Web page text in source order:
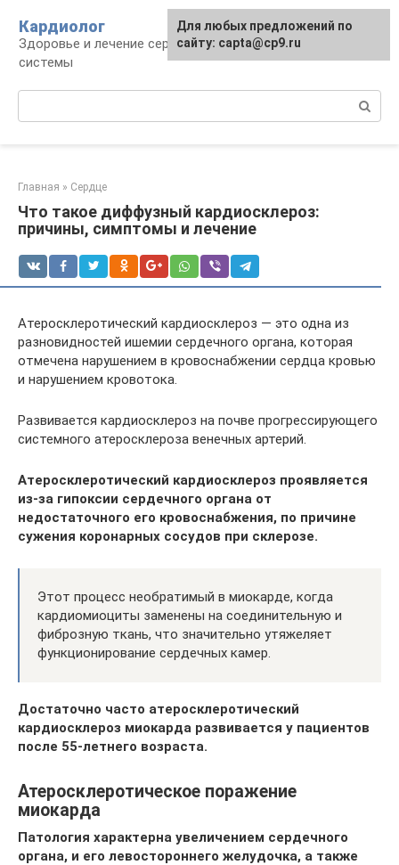
контенту
Кардиолог
Здоровье и лечение сердечно-сосудистой
системы
Главная » Сердце
Что такое диффузный кардиосклероз:
причины, симптомы и лечение
Атеросклеротический кардиосклероз — это одна из
разновидностей ишемии сердечного органа, которая
отмечена нарушением в кровоснабжении сердца кровью
и нарушением кровотока.
Развивается кардиосклероз на почве прогрессирующего
системного атеросклероза венечных артерий.
Атеросклеротический кардиосклероз проявляется
из-за гипоксии сердечного органа от
недостаточного его кровоснабжения, по причине
сужения коронарных сосудов при склерозе.
Этот процесс необратимый в миокарде, когда
кардиомиоциты заменены на соединительную и
фиброзную ткань, что значительно утяжеляет
функционирование сердечных камер.
Достаточно часто атеросклеротический
кардиосклероз миокарда развивается у пациентов
после 55-летнего возраста.
Атеросклеротическое поражение
миокарда
Патология характерна увеличением сердечного
органа, и его левостороннего желудочка, а также
Для любых предложений по
сайту: capta@cp9.ru